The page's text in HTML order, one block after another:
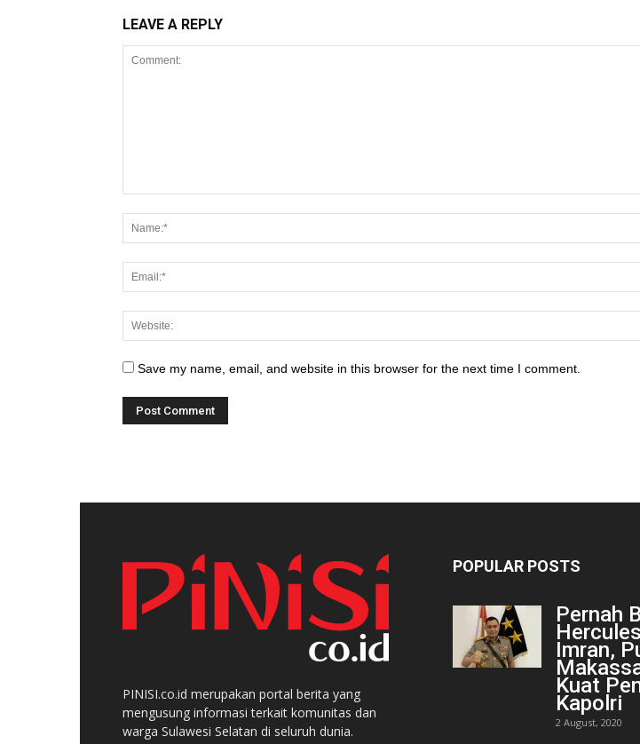
LEAVE A REPLY
Save my name, email, and website in this browser for the next time I comment.
PINISI.co.id merupakan portal berita yang
mengusung informasi terkait komunitas dan
warga Sulawesi Selatan di seluruh dunia.
POPULAR POSTS
Pernah
Imran,
Kuat
Kapolri
2 August, 2020